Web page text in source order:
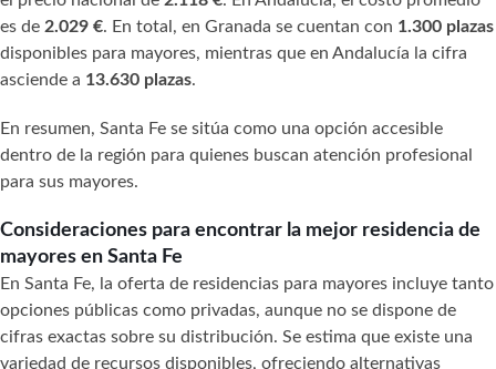
es de 2.029 €. En total, en Granada se cuentan con 1.300 plazas
disponibles para mayores, mientras que en Andalucía la cifra
asciende a 13.630 plazas.
En resumen, Santa Fe se sitúa como una opción accesible
dentro de la región para quienes buscan atención profesional
para sus mayores.
Consideraciones para encontrar la mejor residencia de
mayores en Santa Fe
En Santa Fe, la oferta de residencias para mayores incluye tanto
opciones públicas como privadas, aunque no se dispone de
cifras exactas sobre su distribución. Se estima que existe una
variedad de recursos disponibles, ofreciendo alternativas